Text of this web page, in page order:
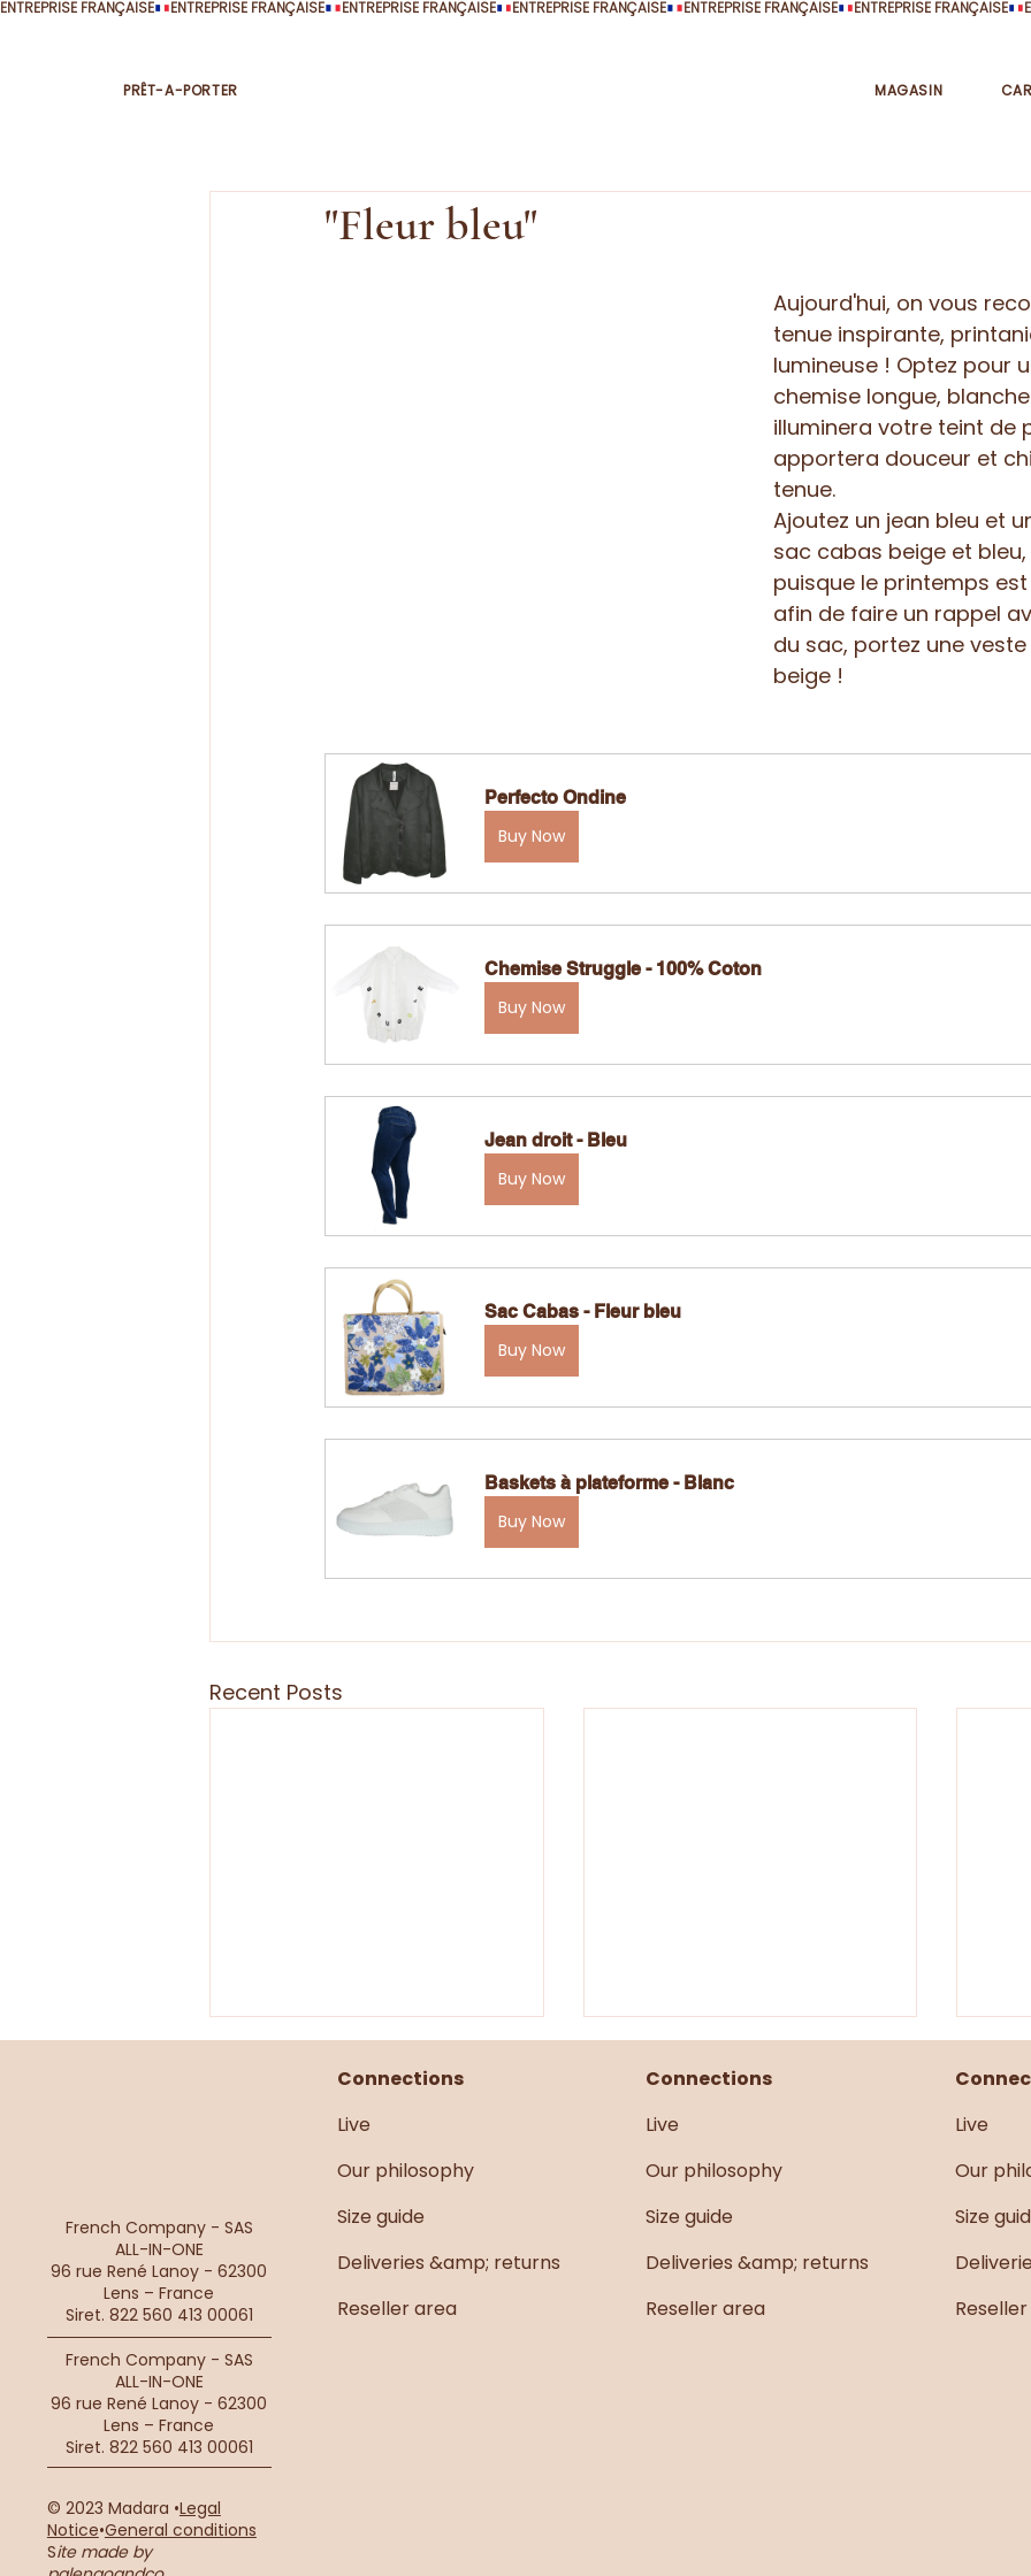
ENTREPRISE FRANÇAISE
PRÊT-A-PORTER MAGASIN
"Fleur bleu"
Aujourd'hui, on vous
tenue inspirante,
lumineuse ! Optez pour
chemise longue,
illuminera votre teint de
apportera douceur et
tenue.
Ajoutez un jean bleu et
sac cabas beige et
puisque le printemps est
afin de faire un rappel
du sac, portez une
beige !
Perfecto Ondine
Buy Now
Chemise Struggle - 100% Coton
Buy Now
Jean droit - Bleu
Buy Now
Sac Cabas - Fleur bleu
Buy Now
Baskets à plateforme - Blanc
Buy Now
Recent Posts
French Company - SAS
ALL-IN-ONE
96 rue René Lanoy - 62300
Lens – France
Siret. 822 560 413 00061
French Company - SAS
ALL-IN-ONE
96 rue René Lanoy - 62300
Lens – France
Siret. 822 560 413 00061
© 2023 Madara •Legal
Notice•General conditions
Site made by
Connections
Live
Our philosophy
Size guide
Deliveries &amp; returns
Reseller area
Connections
Live
Our philosophy
Size guide
Deliveries &amp; returns
Reseller area
Live
Our
Size